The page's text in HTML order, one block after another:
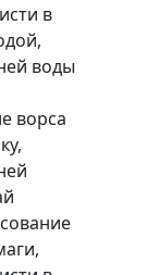
в
воды
ворса